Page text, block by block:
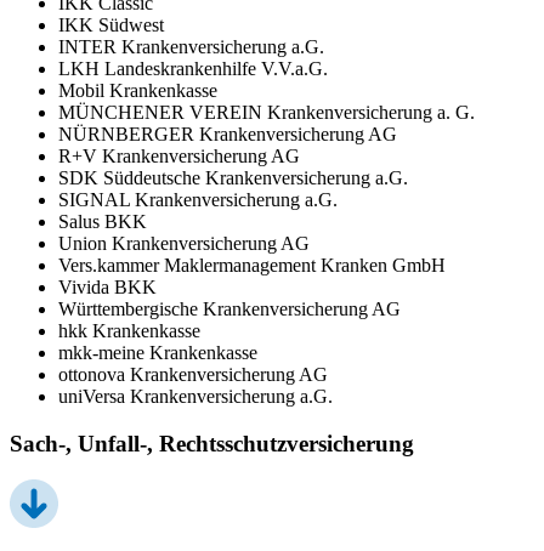
IKK Südwest
INTER Krankenversicherung a.G.
LKH Landeskrankenhilfe V.V.a.G.
Mobil Krankenkasse
MÜNCHENER VEREIN Krankenversicherung a. G.
NÜRNBERGER Krankenversicherung AG
R+V Krankenversicherung AG
SDK Süddeutsche Krankenversicherung a.G.
SIGNAL Krankenversicherung a.G.
Salus BKK
Union Krankenversicherung AG
Vers.kammer Maklermanagement Kranken GmbH
Vivida BKK
Württembergische Krankenversicherung AG
hkk Krankenkasse
mkk-meine Krankenkasse
ottonova Krankenversicherung AG
uniVersa Krankenversicherung a.G.
Sach-, Unfall-, Rechtsschutzversicherung